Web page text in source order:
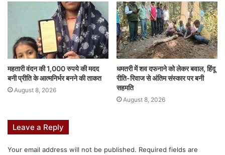
o
k
p
p
n n
g
er
महतारी वंदन की 1,000 रुपये की मदद
बनी प्रीति के आत्मनिर्भर बनने की ताकत
August 8, 2026
धमतरी में शव दफनाने को लेकर बवाल, हिंदू
रीति-रिवाज से अंतिम संस्कार पर बनी
सहमति
August 8, 2026
Leave a Reply
Your email address will not be published. Required fields are